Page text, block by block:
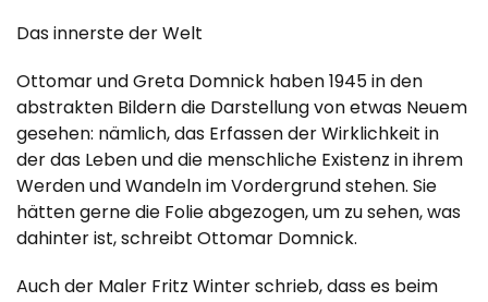
Das innerste der Welt
Ottomar und Greta Domnick haben 1945 in den
abstrakten Bildern die Darstellung von etwas Neuem
gesehen: nämlich, das Erfassen der Wirklichkeit in
der das Leben und die menschliche Existenz in ihrem
Werden und Wandeln im Vordergrund stehen. Sie
hätten gerne die Folie abgezogen, um zu sehen, was
dahinter ist, schreibt Ottomar Domnick.
Auch der Maler Fritz Winter schrieb, dass es beim